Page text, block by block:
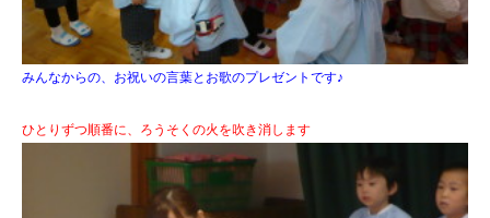
みんなからの、お祝いの言葉とお歌のプレゼントです♪
ひとりずつ順番に、ろうそくの火を吹き消します